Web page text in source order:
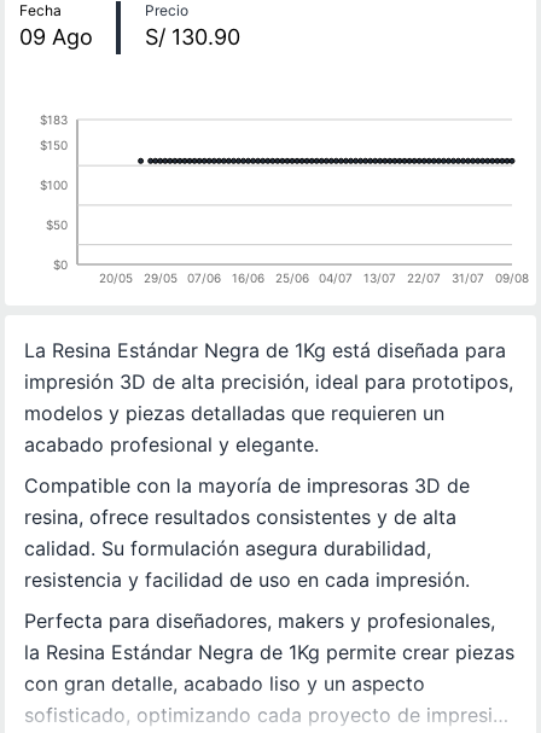
Fecha
09 Ago
Precio
S/ 130.90
20/05 29/05 07/06 16/06 25/06 04/07 13/07 22/07 31/07 09/08
$0
$50
$100
$150
$183
La Resina Estándar Negra de 1Kg está diseñada para
impresión 3D de alta precisión, ideal para prototipos,
modelos y piezas detalladas que requieren un
acabado profesional y elegante.
Compatible con la mayoría de impresoras 3D de
resina, ofrece resultados consistentes y de alta
calidad. Su formulación asegura durabilidad,
resistencia y facilidad de uso en cada impresión.
Perfecta para diseñadores, makers y profesionales,
la Resina Estándar Negra de 1Kg permite crear piezas
con gran detalle, acabado liso y un aspecto
sofisticado, optimizando cada proyecto de impresión